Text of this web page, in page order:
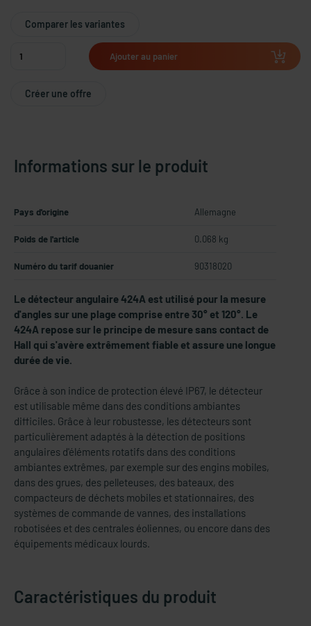
Comparer les variantes
Ajouter au panier
Créer une offre
Informations sur le produit
Pays d'origine Allemagne
Poids de l'article 0.068 kg
Numéro du tarif douanier 90318020
Le détecteur angulaire 424A est utilisé pour la mesure
d'angles sur une plage comprise entre 30° et 120°. Le
424A repose sur le principe de mesure sans contact de
Hall qui s'avère extrêmement fiable et assure une longue
durée de vie.
Grâce à son indice de protection élevé IP67, le détecteur
est utilisable même dans des conditions ambiantes
difficiles. Grâce à leur robustesse, les détecteurs sont
particulièrement adaptés à la détection de positions
angulaires d'éléments rotatifs dans des conditions
ambiantes extrêmes, par exemple sur des engins mobiles,
dans des grues, des pelleteuses, des bateaux, des
compacteurs de déchets mobiles et stationnaires, des
systèmes de commande de vannes, des installations
robotisées et des centrales éoliennes, ou encore dans des
équipements médicaux lourds.
Caractéristiques du produit